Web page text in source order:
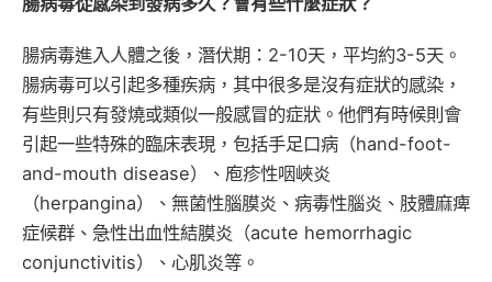
腸病毒進入人體之後，潛伏期：2-10天，平均約3-5天。
腸病毒可以引起多種疾病，其中很多是沒有症狀的感染，
有些則只有發燒或類似一般感冒的症狀。他們有時候則會
引起一些特殊的臨床表現，包括手足口病（hand-foot-
and-mouth disease）、庖疹性咽峽炎
（herpangina）、無菌性腦膜炎、病毒性腦炎、肢體麻痺
症候群、急性出血性結膜炎（acute hemorrhagic
conjunctivitis）、心肌炎等。